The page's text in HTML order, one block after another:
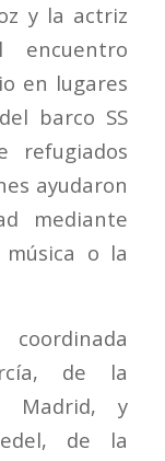
y la actriz
encuentro
en lugares
barco SS
refugiados
ayudaron
mediante
o la
de la
Madrid, y
de la